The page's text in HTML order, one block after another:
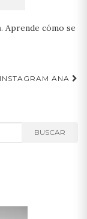
Aprende cómo se
ANA
BUSCAR